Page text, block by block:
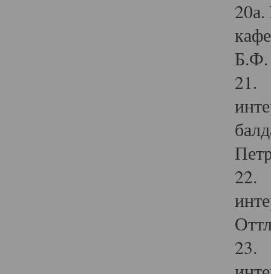
Б.Ф.
21.
22.
23.